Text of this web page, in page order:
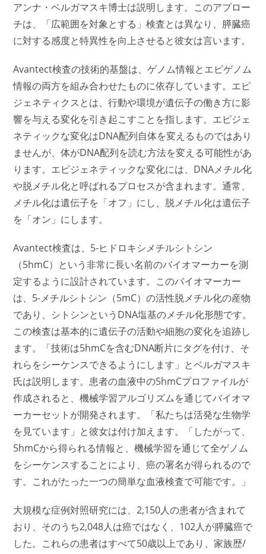
アンナ・ベルガマスキ博士は説明します。このアプロー
チは、「広範囲を対象とする」検査とは異なり、膵臓癌
に対する感度と特異性を向上させると彼女は言います。
Avantect検査の技術的基盤は、ゲノム情報とエピゲノム
情報の両方を組み合わせたものに依存しています。エピ
ジェネティクスとは、行動や環境が遺伝子の働き方に影
響を与える変化を引き起こすことを指します。エピジェ
ネティックな変化はDNA配列自体を変えるものではあり
ませんが、体がDNA配列を読む方法を変える可能性があ
ります。エピジェネティックな変化には、DNAメチル化
や脱メチル化と呼ばれるプロセスが含まれます。通常、
メチル化は遺伝子を「オフ」にし、脱メチル化は遺伝子
を「オン」にします。
Avantect検査は、5-ヒドロキシメチルシトシン
（5hmC）という非常に長い名前のバイオマーカーを測
定するように設計されています。このバイオマーカー
は、5-メチルシトシン（5mC）の活性脱メチル化の産物
であり、シトシンというDNA塩基のメチル化形態です。
この検査は基本的に遺伝子の活動や細胞の変化を追跡し
ます。「技術は5hmCを含むDNA断片にタグを付け、そ
れらをシーケンスできるようにします」とベルガマスキ
氏は説明します。患者の血液中の5hmCプロファイルが
作成されると、機械学習アルゴリズムを通じてバイオマ
ーカーセットが開発されます。「私たちは活発な生物学
を見ています」と彼女は付け加えます。「したがって、
5hmCから得られる情報と、機械学習を通じて全ゲノム
をシーケンスすることにより、癌の署名が得られるので
す。これがたった一つの簡単な血液検査で可能です。」
大規模な症例対照研究には、2,150人の患者が含まれて
おり、そのうち2,048人は癌ではなく、102人が膵臓癌で
した。これらの患者はすべて50歳以上であり、家族歴/